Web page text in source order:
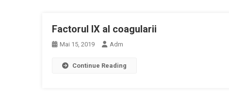
Factorul IX al coagularii
Mai 15, 2019 Adm
Continue Reading